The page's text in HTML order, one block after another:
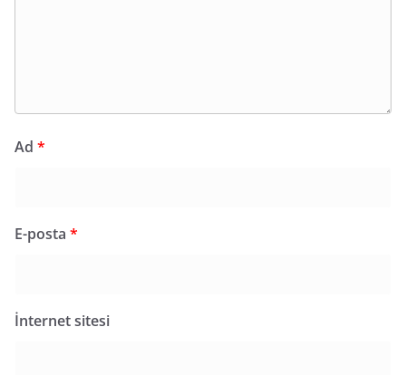
Ad *
E-posta *
İnternet sitesi